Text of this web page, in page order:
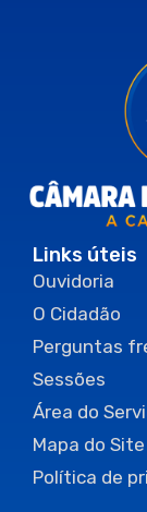
Links úteis
Ouvidoria
O Cidadão
Perguntas
Sessões
Área do
Mapa do Site
Política de